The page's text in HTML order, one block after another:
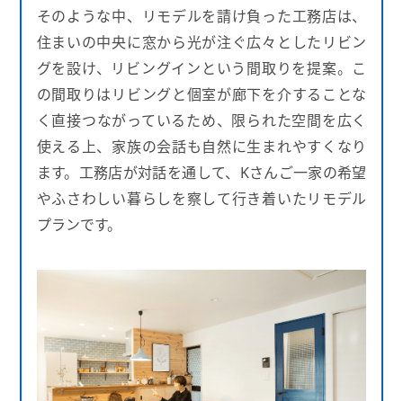
そのような中、リモデルを請け負った工務店は、
住まいの中央に窓から光が注ぐ広々としたリビン
グを設け、リビングインという間取りを提案。こ
の間取りはリビングと個室が廊下を介することな
く直接つながっているため、限られた空間を広く
使える上、家族の会話も自然に生まれやすくなり
ます。工務店が対話を通して、Kさんご一家の希望
やふさわしい暮らしを察して行き着いたリモデル
プランです。